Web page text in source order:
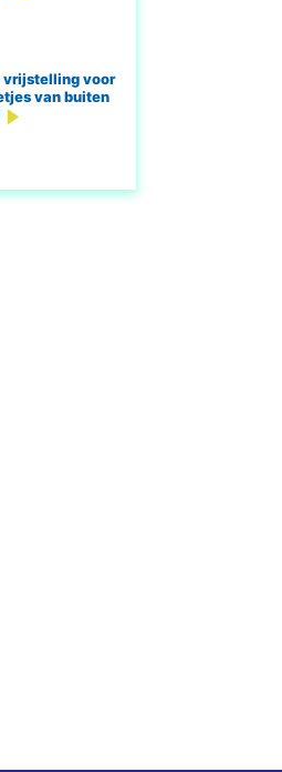
vrijstelling voor
van buiten